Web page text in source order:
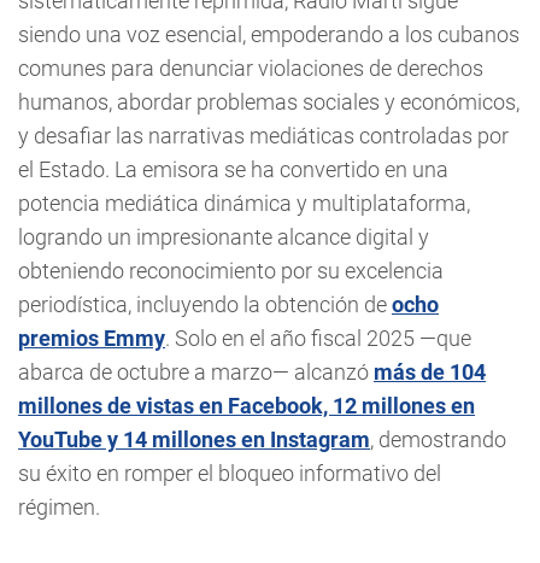
siendo una voz esencial, empoderando a los cubanos
comunes para denunciar violaciones de derechos
humanos, abordar problemas sociales y económicos,
y desafiar las narrativas mediáticas controladas por
el Estado. La emisora se ha convertido en una
potencia mediática dinámica y multiplataforma,
logrando un impresionante alcance digital y
obteniendo reconocimiento por su excelencia
periodística, incluyendo la obtención deocho
premios Emmy. Solo en el año fiscal 2025 —que
abarca de octubre a marzo— alcanzó más de 104
millones de vistas en Facebook, 12 millones en
YouTube y 14 millones en Instagram, demostrando
su éxito en romper el bloqueo informativo del
régimen.